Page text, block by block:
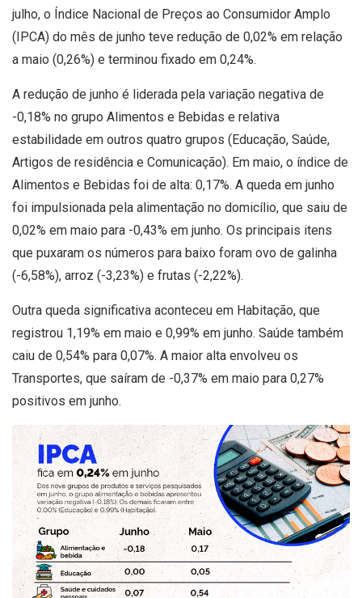
julho, o Índice Nacional de Preços ao Consumidor Amplo
(IPCA) do mês de junho teve redução de 0,02% em relação
a maio (0,26%) e terminou fixado em 0,24%.
A redução de junho é liderada pela variação negativa de
-0,18% no grupo Alimentos e Bebidas e relativa
estabilidade em outros quatro grupos (Educação, Saúde,
Artigos de residência e Comunicação). Em maio, o índice de
Alimentos e Bebidas foi de alta: 0,17%. A queda em junho
foi impulsionada pela alimentação no domicílio, que saiu de
0,02% em maio para -0,43% em junho. Os principais itens
que puxaram os números para baixo foram ovo de galinha
(-6,58%), arroz (-3,23%) e frutas (-2,22%).
Outra queda significativa aconteceu em Habitação, que
registrou 1,19% em maio e 0,99% em junho. Saúde também
caiu de 0,54% para 0,07%. A maior alta envolveu os
Transportes, que saíram de -0,37% em maio para 0,27%
positivos em junho.